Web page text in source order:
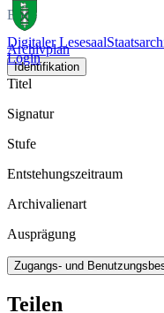
Digitaler Lesesaal
Login
Buch
Archivplan
Identifikation
Titel
Signatur
Stufe
Entstehungszeitraum
Archivalienart
Ausprägung
Zugangs- und
Teilen